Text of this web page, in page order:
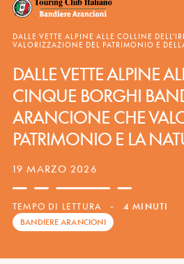
DALLE VETTE ALPINE ALLE COLLINE
VALORIZZAZIONE DEL PATRIMONIO E
DALLE VETTE ALPINE
CINQUE BORGHI
ARANCIONE CHE
PATRIMONIO E LA
19 MARZO 2026
TEMPO DI LETTURA - 4 MINUTI
BANDIERE ARANCIONI